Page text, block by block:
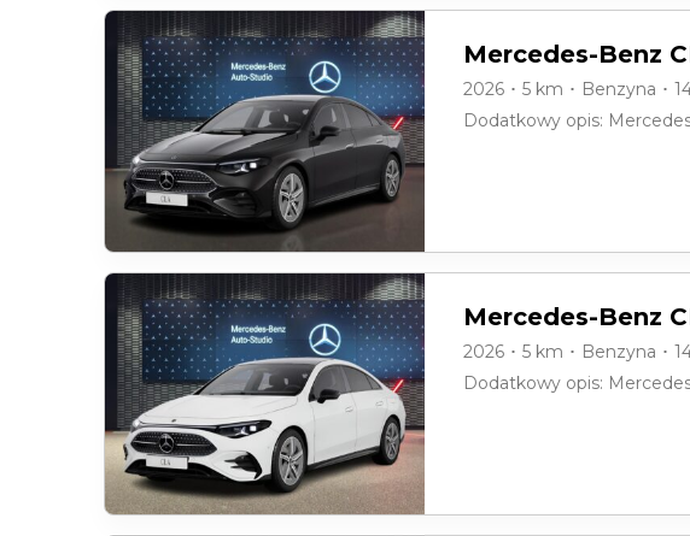
Mercedes-Benz
2026 ･ 5 km ･ Benzyna ･
Dodatkowy opis:
Mercedes-Benz
2026 ･ 5 km ･ Benzyna ･
Dodatkowy opis: